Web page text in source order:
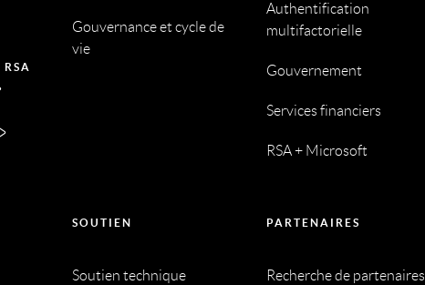
Gouvernance et cycle de
vie
Authentification
multifactorielle
Gouvernement
Services financiers
RSA + Microsoft
SOUTIEN
Soutien technique
PARTENAIRES
Recherche de partenaires